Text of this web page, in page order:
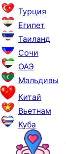
Турция
Египет
Таиланд
Сочи
ОАЭ
Мальдивы
Китай
Вьетнам
Куба